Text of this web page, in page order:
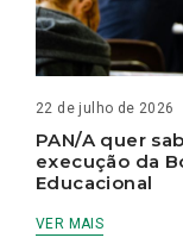
22 de julho de 2026
PAN/A quer
execução da
Educacional
VER MAIS